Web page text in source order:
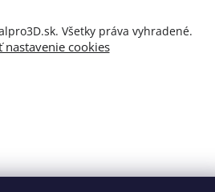
. Všetky práva vyhradené.
nastavenie cookies